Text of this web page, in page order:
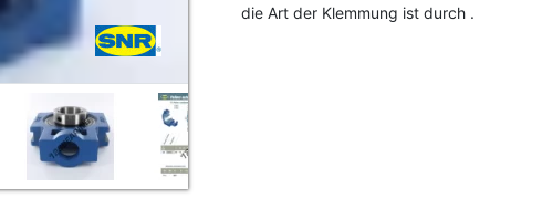
die Art der Klemmung ist durch .